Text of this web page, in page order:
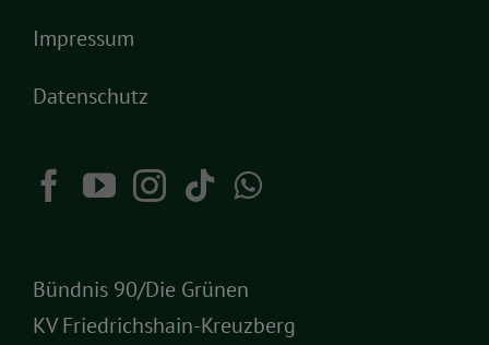
Impressum
Datenschutz
Bündnis 90/Die Grünen
KV Friedrichshain-Kreuzberg